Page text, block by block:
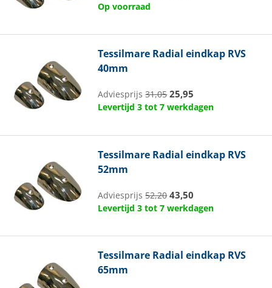
Op voorraad
Tessilmare Radial eindkap RVS
40mm
Adviesprijs31,05 25,95
Levertijd 3 tot 7 werkdagen
Tessilmare Radial eindkap RVS
52mm
Adviesprijs52,20 43,50
Levertijd 3 tot 7 werkdagen
Tessilmare Radial eindkap RVS
65mm